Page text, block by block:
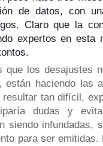
de datos, con
Claro que la
expertos en esta
que los desajustes
están haciendo las
tan difícil,
dudas y
siendo infundadas,
para ser